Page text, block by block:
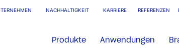
NACHHALTIGKEIT KARRIERE REFERENZEN
Produkte Anwendungen